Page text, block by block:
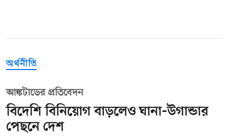
অর্থনীতি
আঙ্কটাডের প্রতিবেদন
বিদেশি বিনিয়োগ বাড়লেও ঘানা-উগান্ডার
পেছনে দেশ